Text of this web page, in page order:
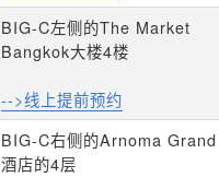
BIG-C左侧的The Market
Bangkok大楼4楼
-->线上提前预约
BIG-C右侧的Arnoma Grand
酒店的4层